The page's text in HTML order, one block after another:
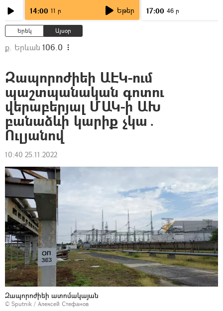
14:00 11 ր Եթեր 17:00 46 ր
Երեկ Այսօր
ք. Երևան 106.0
Զապորոժիեի ԱԷԿ-ում
պաշտպանական գոտու
վերաբերյալ ՄԱԿ-ի ԱԽ
բանաձևի կարիք չկա․
Ուլյանով
10:40 25.11.2022
Զապորոժիեի ատոմակայան
© Sputnik / Алексей Стефанов